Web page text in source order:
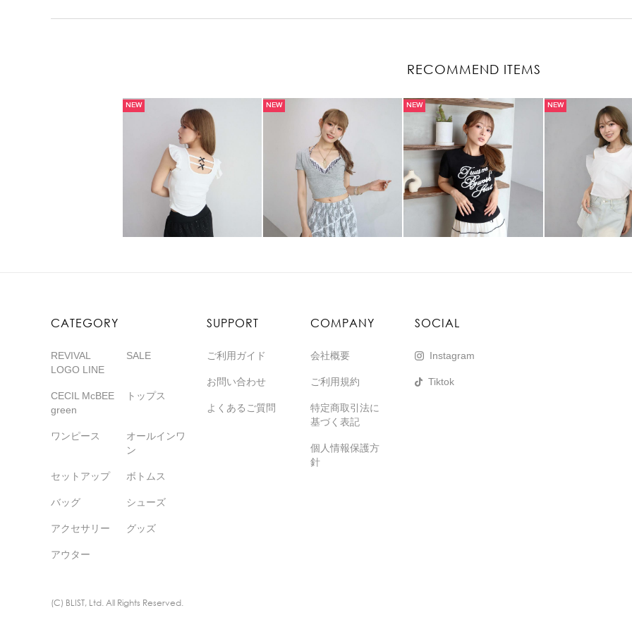
RECOMMEND ITEMS
NEW NEW NEW NEW
CATEGORY
REVIVAL
LOGO LINE
SALE
CECIL McBEE
green
トップス
ワンピース
オールインワ
ン
セットアップ ボトムス
バッグ シューズ
アクセサリー グッズ
アウター
SUPPORT
ご利用ガイド
お問い合わせ
よくあるご質問
COMPANY
会社概要
ご利用規約
特定商取引法に
基づく表記
個人情報保護方
針
SOCIAL
Instagram
Tiktok
(C) BLIST, Ltd. All Rights Reserved.